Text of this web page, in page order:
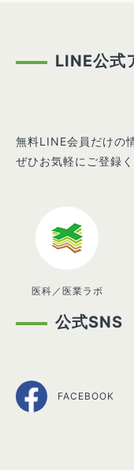
LINE公式
無料LINE会員だけの
ぜひお気軽にご登録く
医科／医業ラボ
公式SNS
FACEBOOK